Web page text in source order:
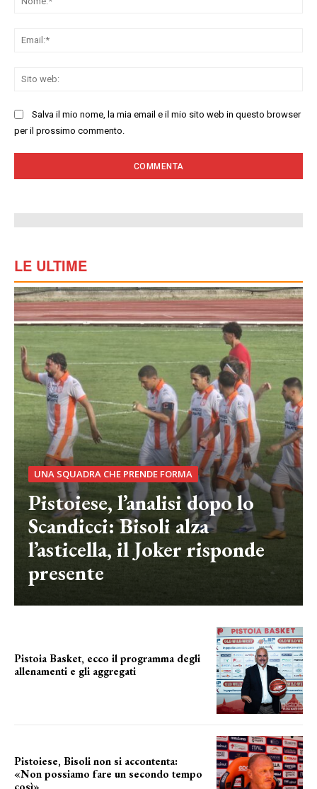
Salva il mio nome, la mia email e il mio sito web in questo browser
per il prossimo commento.
LE ULTIME
UNA SQUADRA CHE PRENDE FORMA
Pistoiese, l’analisi dopo lo
Scandicci: Bisoli alza
l’asticella, il Joker risponde
presente
Pistoia Basket, ecco il programma degli
allenamenti e gli aggregati
Pistoiese, Bisoli non si accontenta:
«Non possiamo fare un secondo tempo